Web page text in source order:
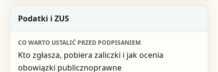
Podatki i ZUS
Kto zgłasza, pobiera zaliczki i jak ocenia
obowiązki publicznoprawne